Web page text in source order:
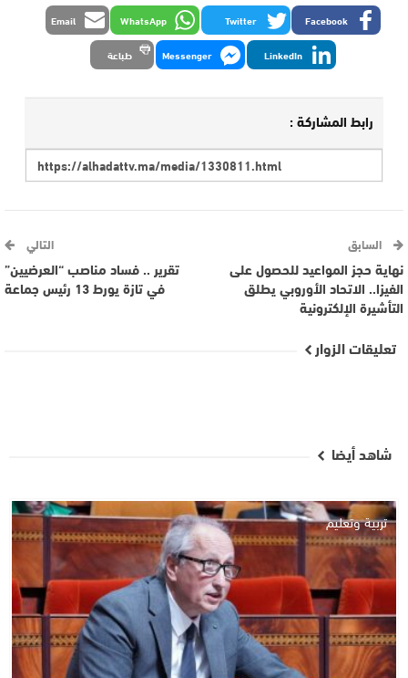
Facebook
Twitter
WhatsApp
Email
LinkedIn
Messenger طباعة
رابط المشاركة :
السابق
نهاية حجز المواعيد للحصول على
الفيزا.. الاتحاد الأوروبي يطلق
التأشيرة الإلكترونية
التالي
تقرير .. فساد مناصب “العرضيين”
في تازة يورط 13 رئيس جماعة
تعليقات الزوار
شاهد أيضا
تربية وتعليم